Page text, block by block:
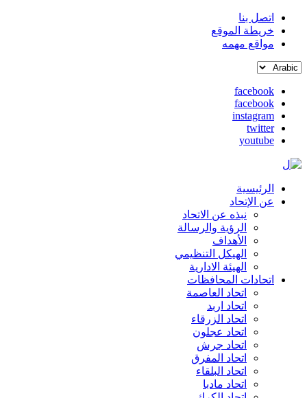
القائمة
العلوية
(header
top)
اتصل بنا
خريطة الموقع
مواقع مهمه
Select
language
social
media
facebook
facebook
instagram
twitter
youtube
Main
navigation
الرئيسية
عن الإتحاد
نبذه عن الاتحاد
الرؤية والرسالة
الأهداف
الهيكل التنظيمي
الهيئة الادارية
اتحادات المحافظات
اتحاد العاصمة
اتحاد اربد
اتحاد الزرقاء
اتحاد عجلون
اتحاد جرش
اتحاد المفرق
اتحاد البلقاء
اتحاد مادبا